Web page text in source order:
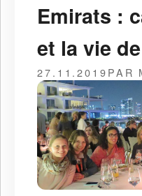
Emirats :
et la vie
27.11.2019PAR